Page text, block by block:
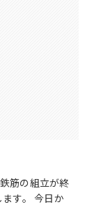
筋の組立が終
す。 今日か